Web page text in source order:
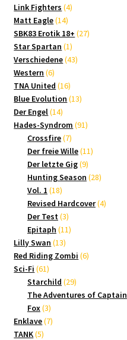
Link Fighters 44
Matt Eagle 1414
Produkte
SBK83 Erotik 18+ 2727
Star Spartan 11
Produkt
Verschiedene 4343
Western 66
Produkte
TNA United 1616
Produkte
Blue Evolution 1313
Der Engel 1414
Produkte
Hades-Syndrom 9191
Crossfire 77
Produkte
Der freie Wille 1111
Der letzte Gig 99
Produkte
Hunting Season 2828
Vol. 1 1818
Produkte
Revised Hardcover 44
Der Test 33
Produkte
Epitaph 1111
Lilly Swan 1313
Produkte
Red Riding Zombi 66
Sci-Fi 6161
Produkte
Starchild 2929
Produkte
The Adventures of Captain
Fox 33
Produkte
Enklave 77
TANK 55